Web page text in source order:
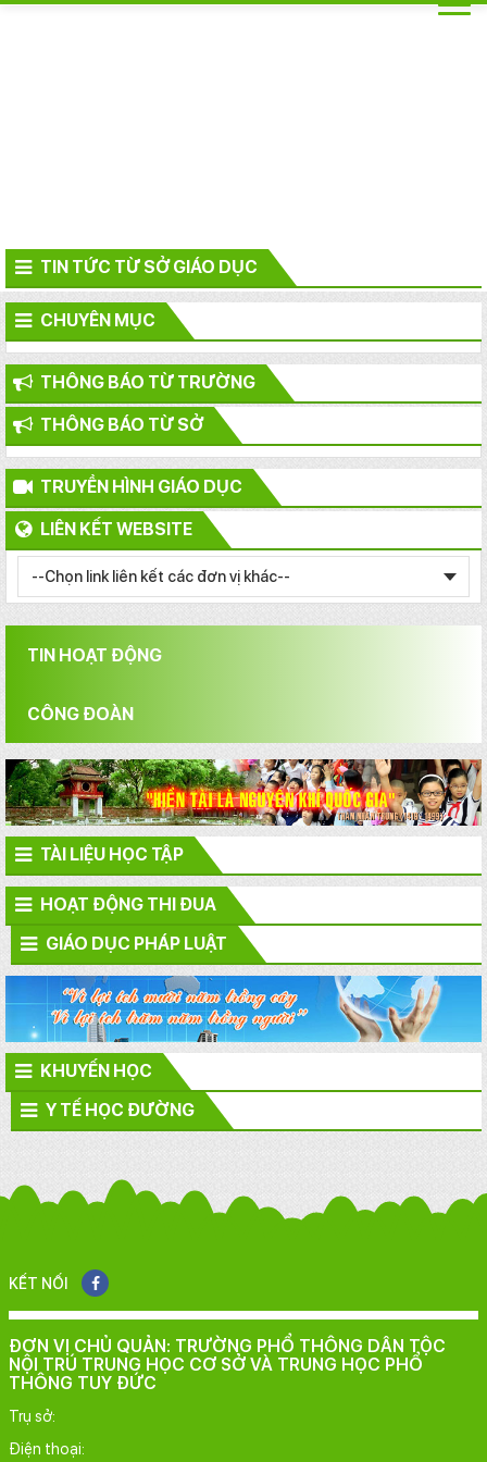
TIN TỨC TỪ SỞ GIÁO DỤC
CHUYÊN MỤC
THÔNG BÁO TỪ TRƯỜNG
THÔNG BÁO TỪ SỞ
TRUYỀN HÌNH GIÁO DỤC
LIÊN KẾT WEBSITE
TIN HOẠT ĐỘNG
CÔNG ĐOÀN
TÀI LIỆU HỌC TẬP
HOẠT ĐỘNG THI ĐUA
GIÁO DỤC PHÁP LUẬT
KHUYẾN HỌC
Y TẾ HỌC ĐƯỜNG
KẾT NỐI
ĐƠN VỊ CHỦ QUẢN: TRƯỜNG PHỔ THÔNG DÂN TỘC
NỘI TRÚ TRUNG HỌC CƠ SỞ VÀ TRUNG HỌC PHỔ
THÔNG TUY ĐỨC
Trụ sở:
Điện thoại: